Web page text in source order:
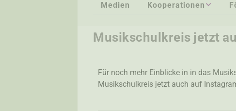
LEITUNG
ANMELDUNG /
DOWNLOADS
Medien Kooperationen
Musikschulkreis jetzt
Für noch mehr Einblicke in in das
Musikschulkreis jetzt auch auf